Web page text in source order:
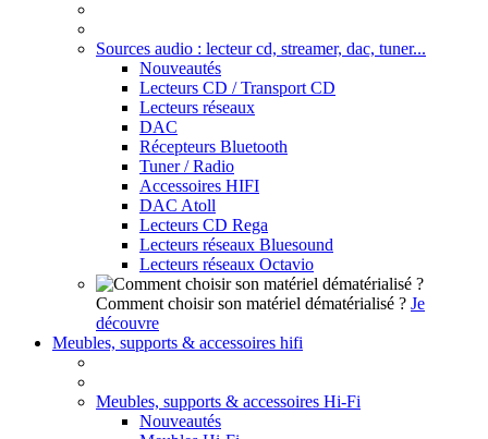
Sources audio : lecteur cd, streamer, dac, tuner...
Nouveautés
Lecteurs CD / Transport CD
Lecteurs réseaux
DAC
Récepteurs Bluetooth
Tuner / Radio
Accessoires HIFI
DAC Atoll
Lecteurs CD Rega
Lecteurs réseaux Bluesound
Lecteurs réseaux Octavio
Comment choisir son matériel dématérialisé ? Je
découvre
Meubles, supports & accessoires hifi
Meubles, supports & accessoires Hi-Fi
Nouveautés